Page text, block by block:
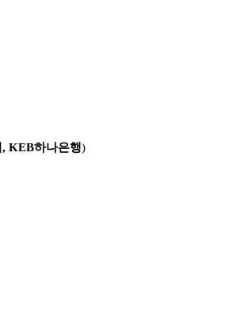
, KEB하나은행)